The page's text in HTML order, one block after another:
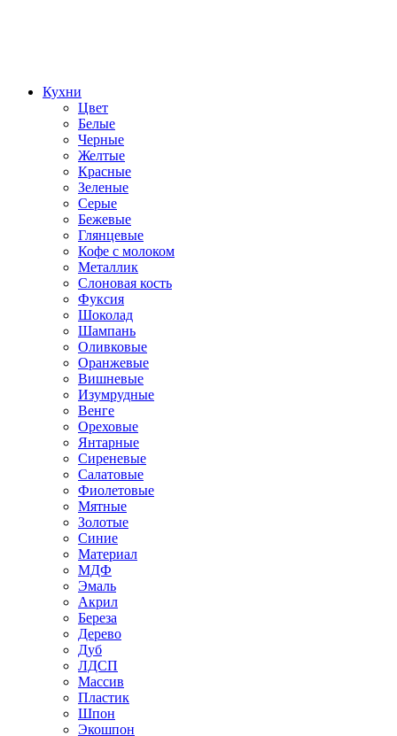
Кухни
Цвет
Белые
Черные
Желтые
Красные
Зеленые
Серые
Бежевые
Глянцевые
Кофе с молоком
Металлик
Слоновая кость
Фуксия
Шоколад
Шампань
Оливковые
Оранжевые
Вишневые
Изумрудные
Венге
Ореховые
Янтарные
Сиреневые
Салатовые
Фиолетовые
Мятные
Золотые
Синие
Материал
МДФ
Эмаль
Акрил
Береза
Дерево
Дуб
ЛДСП
Массив
Пластик
Шпон
Экошпон